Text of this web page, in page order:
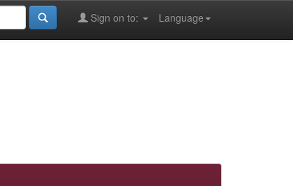
Language
Sign on to: